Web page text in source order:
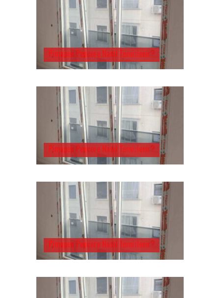
Pimapen Pencere Nasıl Temizlenir?
Pimapen Pencere Nasıl Temizlenir?
Pimapen Pencere Nasıl Temizlenir?